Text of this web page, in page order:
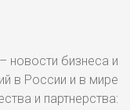
новости бизнеса и
в России и в мире
и партнерства: